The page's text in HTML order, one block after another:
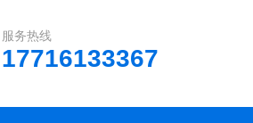
服务热线
17716133367